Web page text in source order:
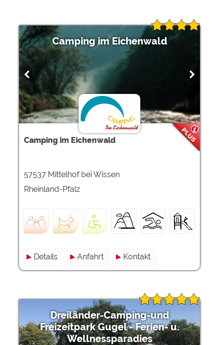
Camping im Eichenwald
Camping im Eichenwald
57537 Mittelhof bei Wissen
Rheinland-Pfalz
Details Anfahrt Kontakt
Dreiländer-Camping-und
Freizeitpark Gugel - Ferien- u.
Wellnessparadies